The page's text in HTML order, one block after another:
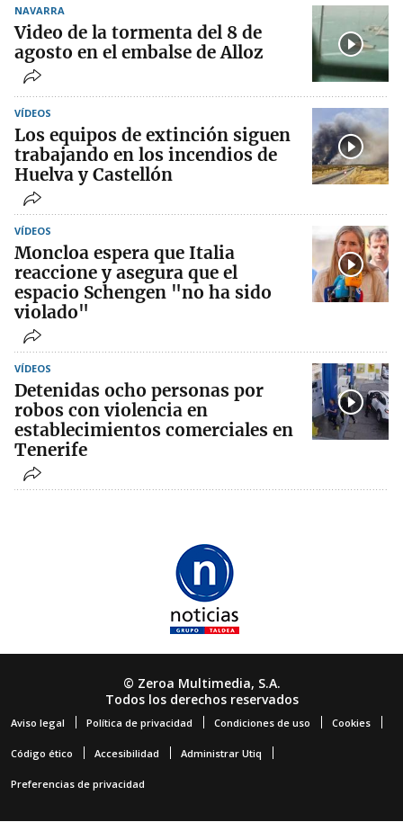
NAVARRA
Video de la tormenta del 8 de
agosto en el embalse de Alloz
VÍDEOS
Los equipos de extinción siguen
trabajando en los incendios de
Huelva y Castellón
VÍDEOS
Moncloa espera que Italia
reaccione y asegura que el
espacio Schengen "no ha sido
violado"
VÍDEOS
Detenidas ocho personas por
robos con violencia en
establecimientos comerciales en
Tenerife
© Zeroa Multimedia, S.A.
Todos los derechos reservados
Aviso legal Política de privacidad Condiciones de uso Cookies
Código ético Accesibilidad Administrar Utiq
Preferencias de privacidad